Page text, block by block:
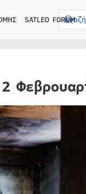
SATLEO FORUM